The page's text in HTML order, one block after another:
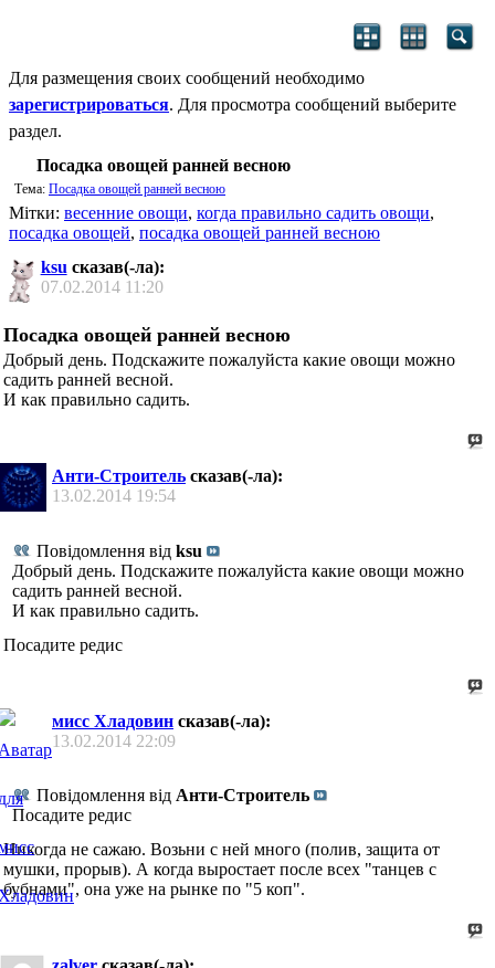
Для размещения своих сообщений необходимо
зарегистрироваться. Для просмотра сообщений выберите
раздел.
Посадка овощей ранней весною
Тема: Посадка овощей ранней весною
Мітки: весенние овощи, когда правильно садить овощи,
посадка овощей, посадка овощей ранней весною
ksu сказав(-ла):
07.02.2014 11:20
Посадка овощей ранней весною
Добрый день. Подскажите пожалуйста какие овощи можно
садить ранней весной.
И как правильно садить.
Анти-Строитель сказав(-ла):
13.02.2014 19:54
Повідомлення від ksu
Добрый день. Подскажите пожалуйста какие овощи можно
садить ранней весной.
И как правильно садить.
Посадите редис
мисс Хладовин сказав(-ла):
13.02.2014 22:09
Повідомлення від Анти-Строитель
Посадите редис
Никогда не сажаю. Возьни с ней много (полив, защита от
мушки, прорыв). А когда выростает после всех "танцев с
бубнами", она уже на рынке по "5 коп".